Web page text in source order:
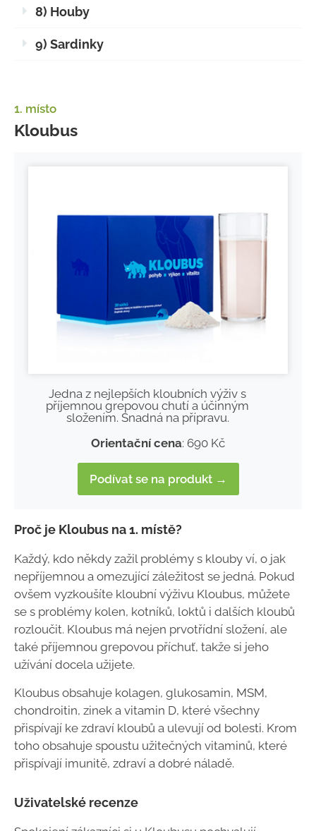
8) Houby
9) Sardinky
1. místo
Kloubus
Jedna z nejlepších kloubních výživ s
příjemnou grepovou chutí a účinným
složením. Snadná na přípravu.
Orientační cena: 690 Kč
Podívat se na produkt →
Proč je Kloubus na 1. místě?
Každý, kdo někdy zažil problémy s klouby ví, o jak
nepříjemnou a omezující záležitost se jedná. Pokud
ovšem vyzkoušíte kloubní výživu Kloubus, můžete
se s problémy kolen, kotníků, loktů i dalších kloubů
rozloučit. Kloubus má nejen prvotřídní složení, ale
také příjemnou grepovou příchuť, takže si jeho
užívání docela užijete.
Kloubus obsahuje kolagen, glukosamin, MSM,
chondroitin, zinek a vitamin D, které všechny
přispívají ke zdraví kloubů a ulevují od bolesti. Krom
toho obsahuje spoustu užitečných vitaminů, které
přispívají imunitě, zdraví a dobré náladě.
Uživatelské recenze